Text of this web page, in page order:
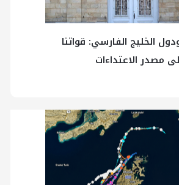
الخليج الفارسي: قواتنا
مصدر الاعتداءات